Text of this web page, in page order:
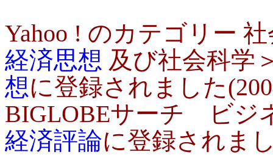
Yahoo ! のカテゴリー
経済思想 及び社会科学
想に登録されました
BIGLOBEサーチ ビジ
経済評論に登録されま